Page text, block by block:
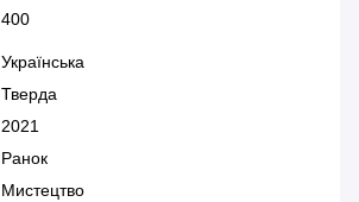
400
Українська
Тверда
2021
Ранок
Мистецтво